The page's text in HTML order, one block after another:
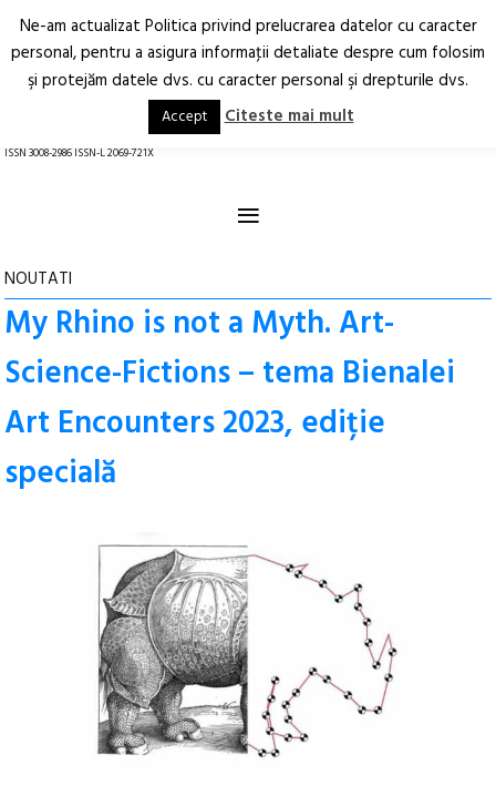
Arhitectură.
Oraș.
RO EN
ISSN 3008-2986 ISSN-L 2069-721X
≡
NOUTATI
My Rhino is not a Myth. Art-
Science-Fictions – tema Bienalei
Art Encounters 2023, ediție
specială
Ne-am actualizat Politica privind prelucrarea datelor cu caracter
personal, pentru a asigura informaţii detaliate despre cum folosim
şi protejăm datele dvs. cu caracter personal şi drepturile dvs.
Accept Citeste mai mult